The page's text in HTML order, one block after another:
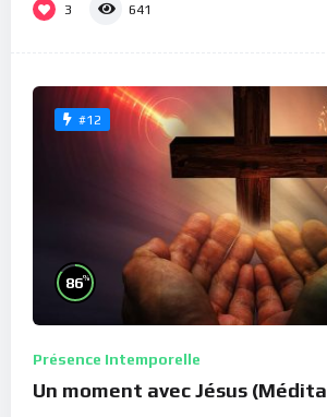
3 641
#12
86%
Présence Intemporelle
Un moment avec Jésus